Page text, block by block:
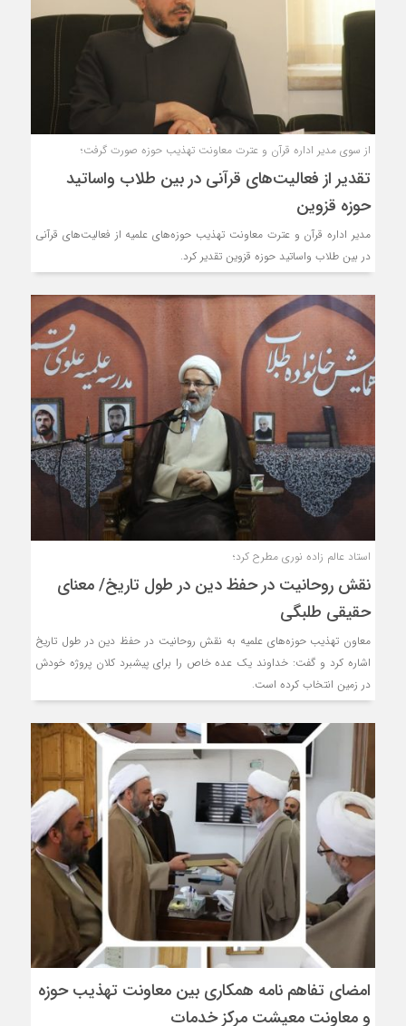
از سوی مدیر اداره‌ قرآن و عترت معاونت تهذیب حوزه‌ صورت گرفت؛
تقدیر از فعالیت‌های قرآنی در بین طلاب واساتید
حوزه قزوین
مدیر اداره‌ قرآن و عترت معاونت تهذیب حوزه‌های علمیه از فعالیت‌های قرآنی
در بین طلاب واساتید حوزه قزوین تقدیر کرد.
استاد عالم زاده نوری مطرح کرد؛
نقش روحانیت در حفظ دین در طول تاریخ/ معنای
حقیقی طلبگی
معاون تهذیب حوزه‌های علمیه به نقش روحانیت در حفظ دین در طول تاریخ
اشاره کرد و گفت: خداوند یک عده خاص را برای پیشبرد کلان پروژه خودش
در زمین انتخاب کرده است.
امضای تفاهم نامه همکاری بین معاونت تهذیب حوزه
و معاونت معیشت مرکز خدمات